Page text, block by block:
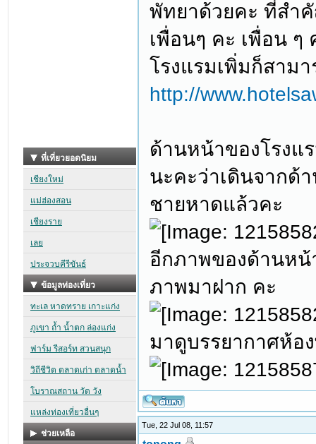
พัทยาด้วยคะ ที่สำ
เพื่อนๆ คะ เพื่อน ๆ
โรงแรมเพิ่มก็สาม
http://
ด้านหน้าของโรงแ
นะคะว่าเดินจากด้
ชายหาดแล้วคะ
อีกภาพของด้านหน้
ภาพมาฝาก คะ
มาดูบรรยากาศห้อ
Tue, 22 Jul 08, 11:57